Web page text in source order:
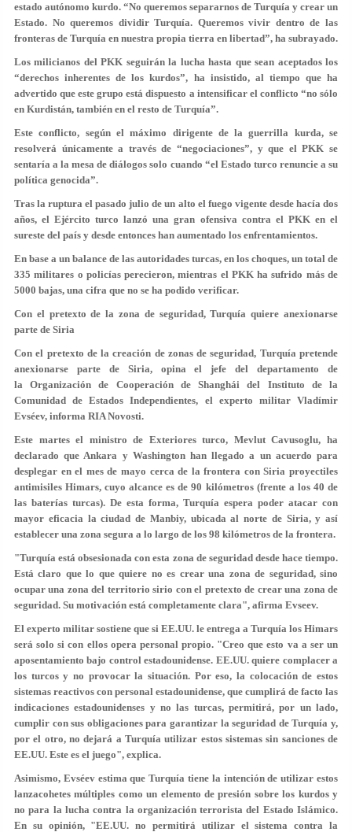
estado autónomo kurdo. “No queremos separarnos de Turquía y crear un
Estado. No queremos dividir Turquía. Queremos vivir dentro de las
fronteras de Turquía en nuestra propia tierra en libertad”, ha subrayado.
Los milicianos del PKK seguirán la lucha hasta que sean aceptados los
“derechos inherentes de los kurdos”, ha insistido, al tiempo que ha
advertido que este grupo está dispuesto a intensificar el conflicto “no sólo
en Kurdistán, también en el resto de Turquía”.
Este conflicto, según el máximo dirigente de la guerrilla kurda, se
resolverá únicamente a través de “negociaciones”, y que el PKK se
sentaría a la mesa de diálogos solo cuando “el Estado turco renuncie a su
política genocida”.
Tras la ruptura el pasado julio de un alto el fuego vigente desde hacía dos
años, el Ejército turco lanzó una gran ofensiva contra el PKK en el
sureste del país y desde entonces han aumentado los enfrentamientos.
En base a un balance de las autoridades turcas, en los choques, un total de
335 militares o policías perecieron, mientras el PKK ha sufrido más de
5000 bajas, una cifra que no se ha podido verificar.
Con el pretexto de la zona de seguridad, Turquía quiere anexionarse
parte de Siria
Con el pretexto de la creación de zonas de seguridad, Turquía pretende
anexionarse parte de Siria, opina el jefe del departamento de
la Organización de Cooperación de Shanghái del Instituto de la
Comunidad de Estados Independientes, el experto militar Vladímir
Evséev, informa RIA Novosti.
Este martes el ministro de Exteriores turco, Mevlut Cavusoglu, ha
declarado que Ankara y Washington han llegado a un acuerdo para
desplegar en el mes de mayo cerca de la frontera con Siria proyectiles
antimisiles Himars, cuyo alcance es de 90 kilómetros (frente a los 40 de
las baterías turcas). De esta forma, Turquía espera poder atacar con
mayor eficacia la ciudad de Manbiy, ubicada al norte de Siria, y así
establecer una zona segura a lo largo de los 98 kilómetros de la frontera.
"Turquía está obsesionada con esta zona de seguridad desde hace tiempo.
Está claro que lo que quiere no es crear una zona de seguridad, sino
ocupar una zona del territorio sirio con el pretexto de crear una zona de
seguridad. Su motivación está completamente clara", afirma Evseev.
El experto militar sostiene que si EE.UU. le entrega a Turquía los Himars
será solo si con ellos opera personal propio. "Creo que esto va a ser un
aposentamiento bajo control estadounidense. EE.UU. quiere complacer a
los turcos y no provocar la situación. Por eso, la colocación de estos
sistemas reactivos con personal estadounidense, que cumplirá de facto las
indicaciones estadounidenses y no las turcas, permitirá, por un lado,
cumplir con sus obligaciones para garantizar la seguridad de Turquía y,
por el otro, no dejará a Turquía utilizar estos sistemas sin sanciones de
EE.UU. Este es el juego", explica.
Asimismo, Evséev estima que Turquía tiene la intención de utilizar estos
lanzacohetes múltiples como un elemento de presión sobre los kurdos y
no para la lucha contra la organización terrorista del Estado Islámico.
En su opinión, "EE.UU. no permitirá utilizar el sistema contra la